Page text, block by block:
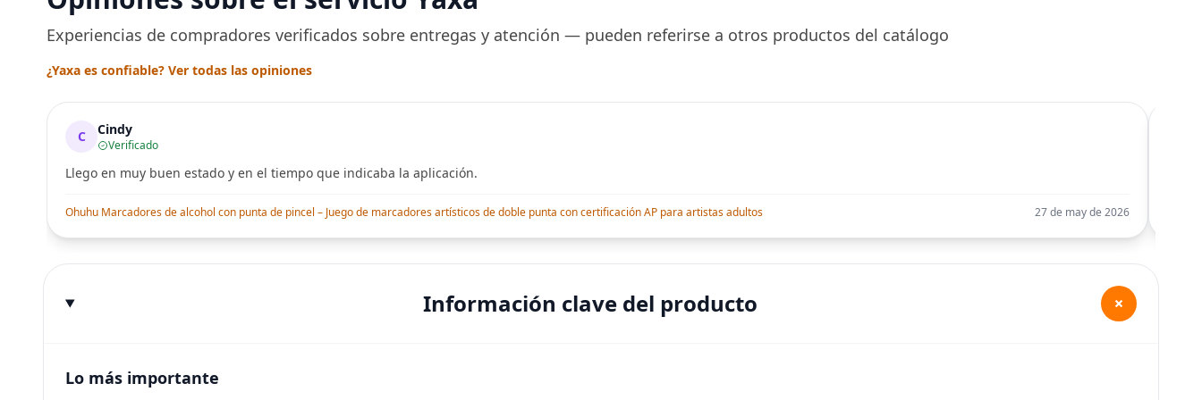
una Década, Tinte
Experiencias de compradores verificados sobre entregas y atención — pueden referirse a otros productos del catálogo
¿Yaxa es confiable? Ver todas las opiniones
C Cindy
Verificado
Llego en muy buen estado y en el tiempo que indicaba la aplicación.
Ohuhu Marcadores de alcohol con punta de pincel – Juego de marcadores artísticos de doble punta con certificación AP para artistas adultos 27 de may de 2026
Información clave del producto +
Lo más importante